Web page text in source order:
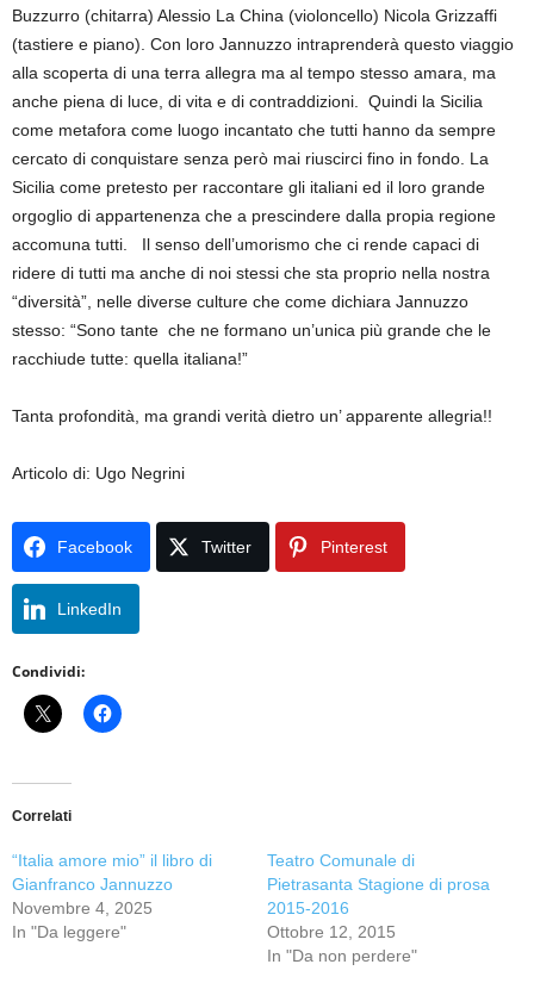
Buzzurro (chitarra) Alessio La China (violoncello) Nicola Grizzaffi
(tastiere e piano). Con loro Jannuzzo intraprenderà questo viaggio
alla scoperta di una terra allegra ma al tempo stesso amara, ma
anche piena di luce, di vita e di contraddizioni. Quindi la Sicilia
come metafora come luogo incantato che tutti hanno da sempre
cercato di conquistare senza però mai riuscirci fino in fondo. La
Sicilia come pretesto per raccontare gli italiani ed il loro grande
orgoglio di appartenenza che a prescindere dalla propia regione
accomuna tutti. Il senso dell’umorismo che ci rende capaci di
ridere di tutti ma anche di noi stessi che sta proprio nella nostra
“diversità”, nelle diverse culture che come dichiara Jannuzzo
stesso: “Sono tante che ne formano un’unica più grande che le
racchiude tutte: quella italiana!”
Tanta profondità, ma grandi verità dietro un’ apparente allegria!!
Articolo di: Ugo Negrini
Facebook Twitter Pinterest
LinkedIn
Condividi:
Correlati
“Italia amore mio” il libro di
Gianfranco Jannuzzo
Novembre 4, 2025
In "Da leggere"
Teatro Comunale di
Pietrasanta Stagione di prosa
2015-2016
Ottobre 12, 2015
In "Da non perdere"